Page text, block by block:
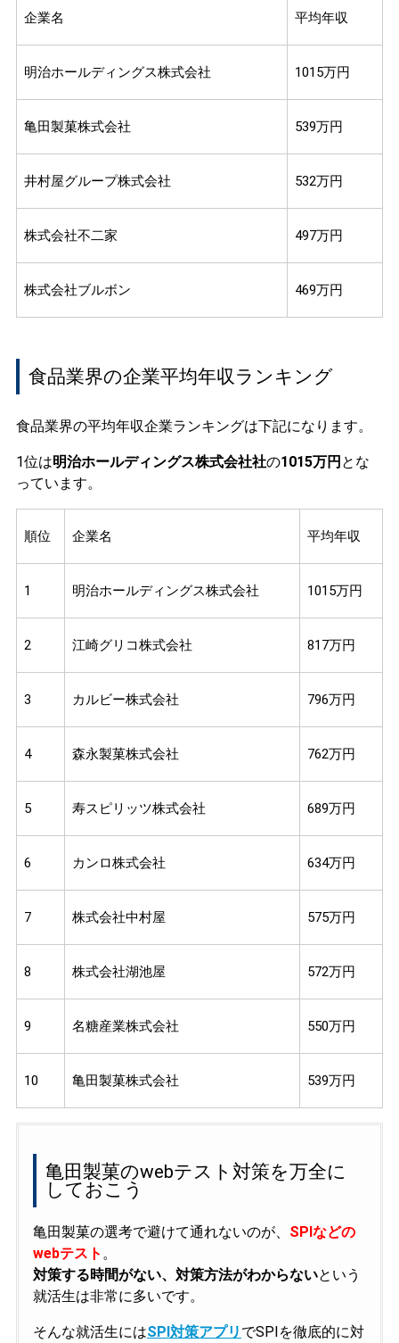
企業名 平均年収
明治ホールディングス株式会社 1015万円
亀田製菓株式会社 539万円
井村屋グループ株式会社 532万円
株式会社不二家 497万円
株式会社ブルボン 469万円
食品業界の企業平均年収ランキング
食品業界の平均年収企業ランキングは下記になります。
1位は明治ホールディングス株式会社社の1015万円 とな
っています。
順位 企業名 平均年収
1 明治ホールディングス株式会社 1015万円
2 江崎グリコ株式会社 817万円
3 カルビー株式会社 796万円
4 森永製菓株式会社 762万円
5 寿スピリッツ株式会社 689万円
6 カンロ株式会社 634万円
7 株式会社中村屋 575万円
8 株式会社湖池屋 572万円
9 名糖産業株式会社 550万円
10 亀田製菓株式会社 539万円
亀田製菓のwebテスト対策を万全に
しておこう
亀田製菓の選考で避けて通れないのが、 SPIなどの
webテスト 。
対策する時間がない、対策方法がわからないという
就活生は非常に多いです。
そんな就活生にはSPI対策アプリ でSPIを徹底的に対